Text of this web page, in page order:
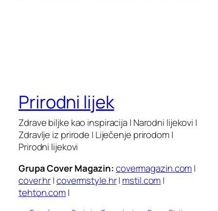
Prirodni lijek
Zdrave biljke kao inspiracija | Narodni lijekovi |
Zdravlje iz prirode | Liječenje prirodom |
Prirodni lijekovi
Grupa Cover Magazin:covermagazin.com|
cover.hr|covermstyle.hr| mstil.com|
tehton.com|